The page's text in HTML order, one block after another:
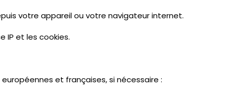
votre appareil ou votre navigateur internet.
IP et les cookies.
et françaises, si nécessaire :